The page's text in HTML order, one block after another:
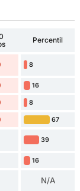
Percentil
8
16
8
67
39
16
N/A